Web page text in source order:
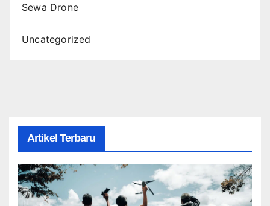
Sewa Drone
Uncategorized
Artikel Terbaru